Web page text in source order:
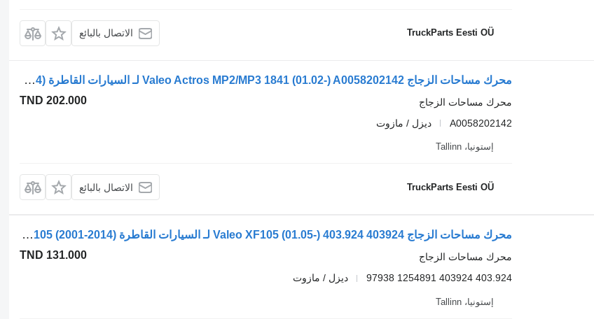
TruckParts Eesti OÜ الاتصال بالبائع
محرك مساحات الزجاج Valeo Actros MP2/MP3 1841 (01.02-) A0058202142 لـ السيارات القاطرة Mercedes-Benz Actros, Axor MP1, MP2, MP3 (1996-2014)
TND 202.000
محرك مساحات الزجاج
A0058202142
ديزل / مازوت
إستونيا، Tallinn
TruckParts Eesti OÜ الاتصال بالبائع
محرك مساحات الزجاج Valeo XF105 (01.05-) 403.924 403924 لـ السيارات القاطرة DAF XF95, XF105 (2001-2014)
TND 131.000
محرك مساحات الزجاج
403.924 403924 1254891 97938
ديزل / مازوت
إستونيا، Tallinn